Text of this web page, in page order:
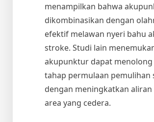
menampilkan bahwa
dikombinasikan dengan
efektif melawan nyeri bahu
stroke. Studi lain
akupunktur dapat menolong
tahap permulaan pemulihan
dengan meningkatkan
area yang cedera.